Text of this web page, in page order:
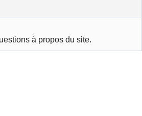
à propos du site.